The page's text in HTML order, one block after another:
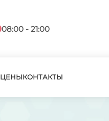
08:00 - 21:00
ЦЕНЫКОНТАКТЫ